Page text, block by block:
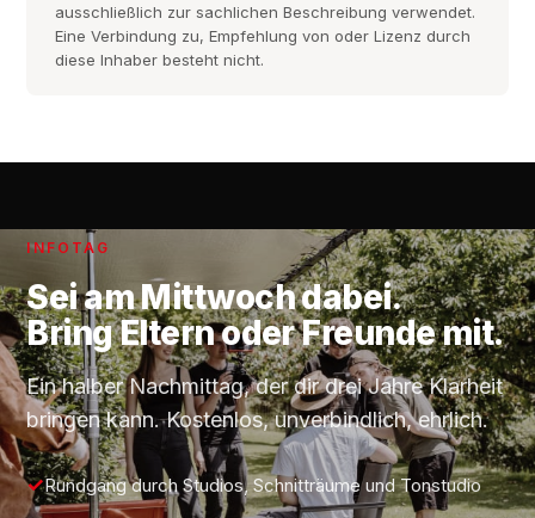
ausschließlich zur sachlichen Beschreibung verwendet.
Eine Verbindung zu, Empfehlung von oder Lizenz durch
diese Inhaber besteht nicht.
INFOTAG
Sei amMittwochdabei.
Bring Eltern oder Freunde mit.
Ein halber Nachmittag, der dir drei Jahre Klarheit
bringen kann. Kostenlos, unverbindlich, ehrlich.
Rundgang durch Studios, Schnitträume und Tonstudio